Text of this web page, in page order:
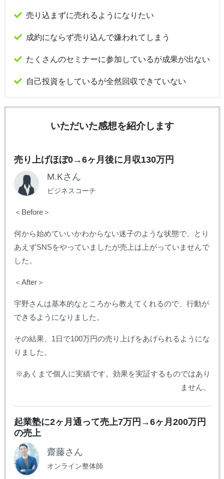
売り込まずに売れるようになりたい
成約にならず売り込んで嫌われてしまう
たくさんのセミナーに参加しているが成果が出ない
自己投資をしているが全然回収できていない
いただいた感想を紹介します
売り上げほぼ0→6ヶ月後に月収130万円
M.Kさん
ビジネスコーチ
＜Before＞
何から始めていいかわからない迷子のような状態で、
とり
あえずSNSをやっていましたが売上は上がっていませんで
した。
＜After＞
宇野さんは基本的なところから教えてくれるので、 行動が
できるようになりました。
その結果、1日で100万円の売り上げをあげられるようにな
りました。
※あくまで個人に実績です。効果を実証するものではあり
ません。
起業塾に2ヶ月通って売上7万円→6ヶ月200万円
の売上
齋藤さん
オンライン整体師